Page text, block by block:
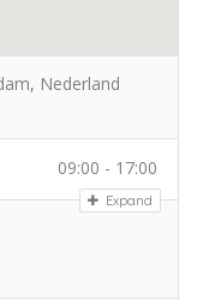
Nederland
09:00 - 17:00
Expand